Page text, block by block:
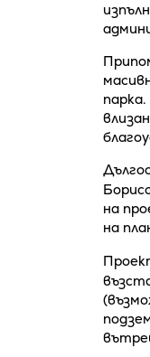
на
на